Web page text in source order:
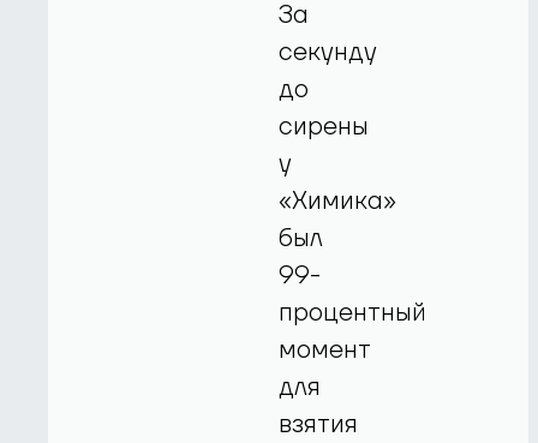
За
секунду
до
сирены
у
«Химика»
был
99-
процентный
момент
для
взятия